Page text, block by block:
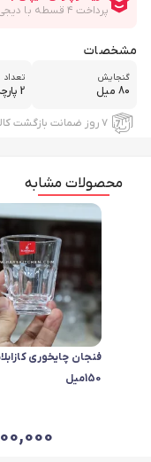
مشخصات
گنجایش
80 میل
تعداد
2 پارچه
۷ روز ضمانت بازگشت کالا
محصولات مشابه
فنجان چایخوری
150میل